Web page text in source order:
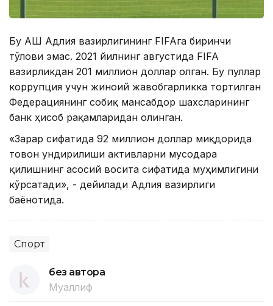
Бу АҚШ Адлия вазирлигининг FIFAга биринчи
тўлови эмас. 2021 йилнинг августида FIFA
вазирликдан 201 миллион доллар олган. Бу пуллар
коррупция учун жиноий жавобгарликка тортилган
Федерациянинг собиқ мансабдор шахсларининг
банк ҳисоб рақамларидан олинган.
«Зарар сифатида 92 миллион доллар миқдорида
товон ундирилиши активларни мусодара
қилишнинг асосий восита сифатида муҳимлигини
кўрсатади», - дейилади Адлия вазирлиги
баёнотида.
Спорт
без автора
Муаллиф